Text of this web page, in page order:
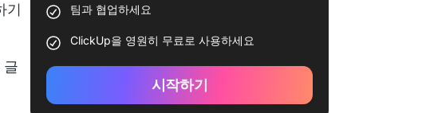
기
글
팀과 협업하세요
ClickUp을 영원히 무료로 사용하세요
시작하기